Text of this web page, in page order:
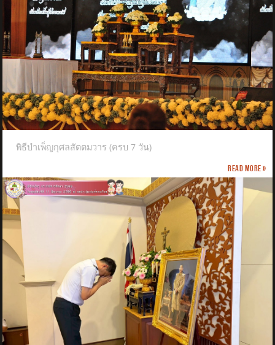
พิธีบำเพ็ญกุศลสัตตมวาร (ครบ 7 วัน)
Read more »